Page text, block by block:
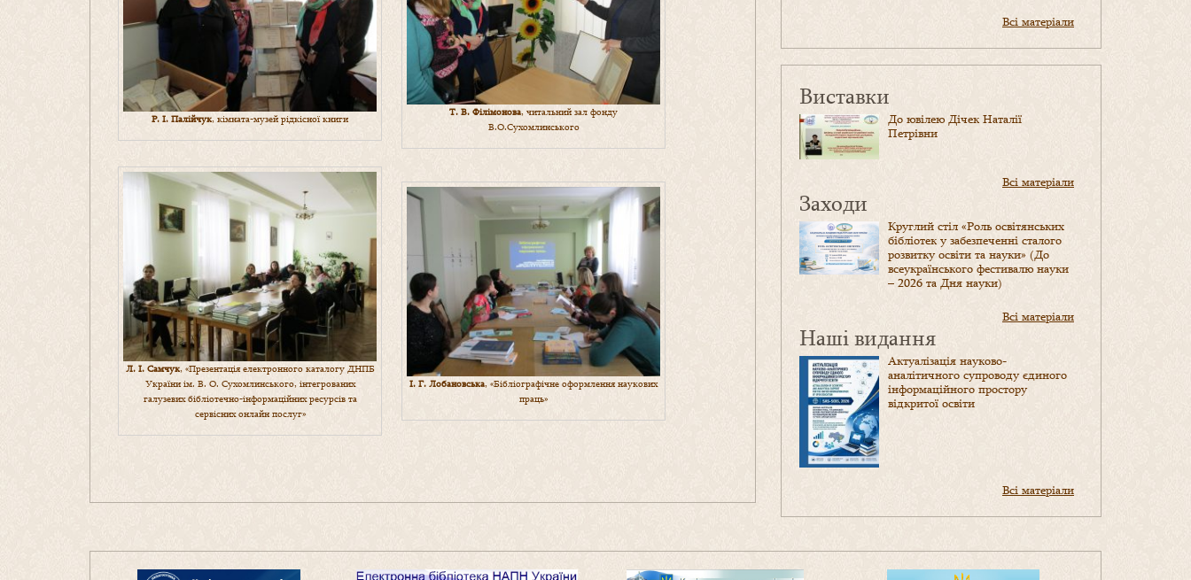
Р. І. Палійчук, кімната-музей рідкісної книги
Т. В. Філімонова, читальний зал фонду
В.О.Сухомлинського
Л. І. Самчук, «Презентація електронного каталогу ДНПБ
України ім. В. О. Сухомлинського, інтегрованих
галузевих бібліотечно-інформаційних ресурсів та
сервісних онлайн послуг»
І. Г. Лобановська, «Бібліографічне оформлення наукових
праць»
Всі матеріали
Виставки
До ювілею Дічек Наталії
Петрівни
Всі матеріали
Заходи
Круглий стіл «Роль освітянських
бібліотек у забезпеченні сталого
розвитку освіти та науки» (До
всеукраїнського фестивалю науки
– 2026 та Дня науки)
Всі матеріали
Наші видання
Актуалізація науково-
аналітичного супроводу єдиного
інформаційного простору
відкритої освіти
Всі матеріали